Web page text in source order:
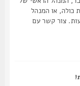
או המנהל
קשר עם